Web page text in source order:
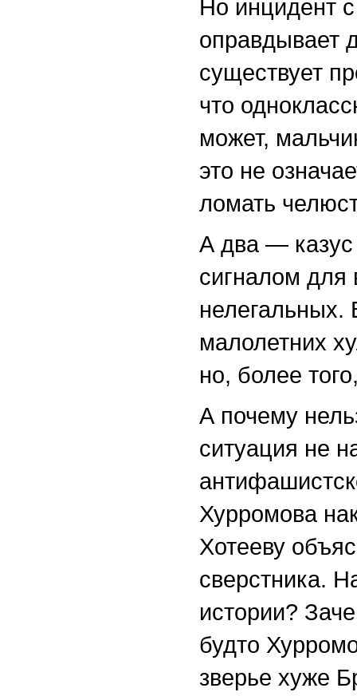
Но инцидент
оправдывает
существует
что
может,
это не
ломать
А два — казус
сигналом для
нелегальных.
малолетних
но, более
А почему
ситуация не
Хурромова
Хотееву
сверстника.
истории?
будто
зверье хуже